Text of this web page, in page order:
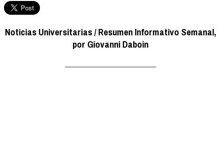
Noticias Universitarias / Resumen Informativo Semanal,
por Giovanni Daboin